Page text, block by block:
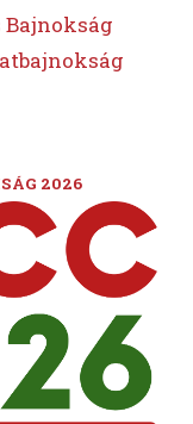
Bajnokság
2026